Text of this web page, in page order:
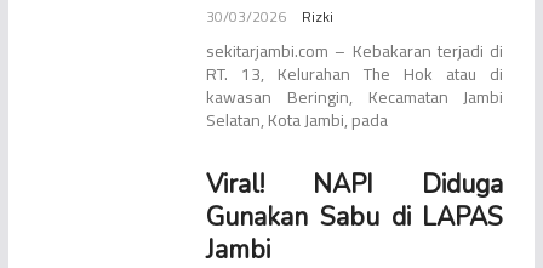
30/03/2026 Rizki
sekitarjambi.com – Kebakaran terjadi di
RT. 13, Kelurahan The Hok atau di
kawasan Beringin, Kecamatan Jambi
Selatan, Kota Jambi, pada
Viral! NAPI Diduga
Gunakan Sabu di LAPAS
Jambi